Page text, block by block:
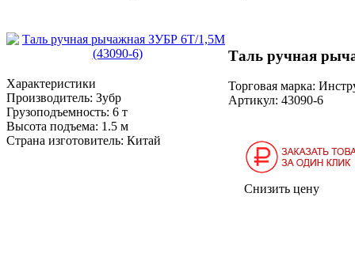
Характеристики
Производитель: Зубр
Грузоподъемность: 6 т
Высота подъема: 1.5 м
Страна изготовитель: Китай
Таль ручная
Торговая марка:
Артикул: 43090-6
Снизить цену